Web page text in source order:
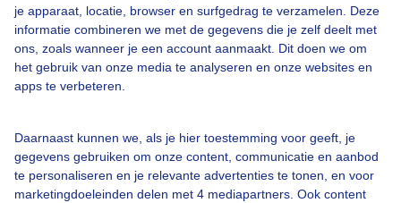
je apparaat, locatie, browser en surfgedrag te verzamelen. Deze
informatie combineren we met de gegevens die je zelf deelt met
ons, zoals wanneer je een account aanmaakt. Dit doen we om
het gebruik van onze media te analyseren en onze websites en
apps te verbeteren.
Daarnaast kunnen we, als je hier toestemming voor geeft, je
gegevens gebruiken om onze content, communicatie en aanbod
te personaliseren en je relevante advertenties te tonen, en voor
marketingdoeleinden delen met 4 mediapartners. Ook content
Bekijk slideshow
Een moment geduld aub...